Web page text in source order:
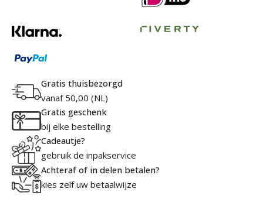
Gratis thuisbezorgd
vanaf 50,00 (NL)
Gratis geschenk
bij elke bestelling
Cadeautje?
gebruik de inpakservice
Achteraf of in delen betalen?
kies zelf uw betaalwijze